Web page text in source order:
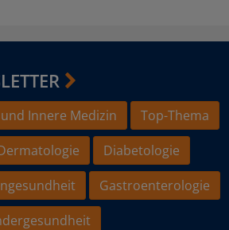
Innere Medizin
Top-Thema
Diabetologie
Gastroenterologie